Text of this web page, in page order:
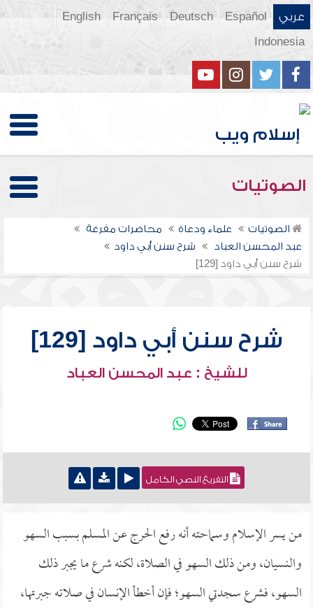
عربي Español
Deutsch
Français
English
Indonesia
الصوتيات
الصوتيات علماء ودعاة
محاضرات مفرغة
عبد المحسن العباد
شرح سنن أبي داود
شرح سنن أبي داود [129]
شرح سنن أبي داود [129]
للشيخ : عبد المحسن العباد
التفريغ النصي الكامل
من يسر الإسلام وسماحته أنه رفع الحرج عن المسلم بسبب السهو
والنسيان، ومن ذلك السهو في الصلاة، لكنه شرع ما يجبر ذلك
السهو، فشرع سجدتي السهو؛ فإن أخطأ الإنسان في صلاته جبرتها،